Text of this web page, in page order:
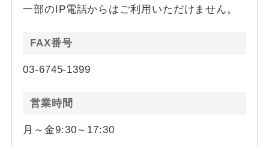
一部のIP電話からはご利用いただけません。
FAX番号
03-6745-1399
営業時間
月～金9:30～17:30